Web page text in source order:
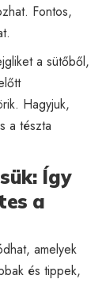
Fontos,
a sütőből,
Hagyjuk,
a tészta
Így
a
amelyek
és tippek,